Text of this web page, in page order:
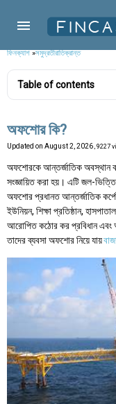
ফিনক্যাশ»সমুদ্রতীরাতিক্রান্ত
Table of contents
অফশোর কি?
Updated on August 2, 2026 , 9227
অফশোরকে আন্তর্জাতিক অবস্থান বা
সংজ্ঞায়িত করা হয়। এটি জল-
অফশোর প্রধানত আন্তর্জাতিক
ইউনিয়ন, শিক্ষা প্রতিষ্ঠান,
আরোপিত কঠোর কর প্রবিধান এবং
তাদের ব্যবসা অফশোর নিয়ে যায়